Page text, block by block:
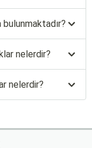
bulunmaktadır?
nelerdir?
nelerdir?